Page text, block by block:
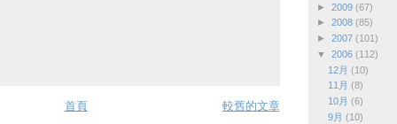
較舊的文章
首頁
► 2009 (67)
► 2008 (85)
► 2007 (101)
▼ 2006 (112)
12月 (10)
11月 (8)
10月 (6)
9月 (10)